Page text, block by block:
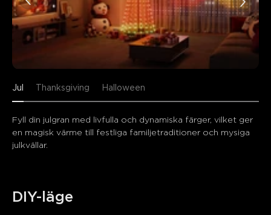
Jul Thanksgiving Halloween
Fyll din julgran med livfulla och dynamiska färger, vilket ger
en magisk värme till festliga familjetraditioner och mysiga
julkvällar.
DIY-läge